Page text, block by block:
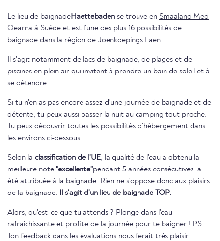
Le lieu de baignadeHaettebaden se trouve en Smaaland Med
Oearna à Suède et est l'une des plus 16 possibilités de
baignade dans la région de Joenkoepings Laen.
Il s'agit notamment de lacs de baignade, de plages et de
piscines en plein air qui invitent à prendre un bain de soleil et à
se détendre.
Si tu n'en as pas encore assez d'une journée de baignade et de
détente, tu peux aussi passer la nuit au camping tout proche.
Tu peux découvrir toutes les possibilités d'hébergement dans
les environs ci-dessous.
Selon la classification de l'UE, la qualité de l'eau a obtenu la
meilleure note "excellente"pendant 5 années consécutives. a
été attribuée à la baignade. Rien ne s'oppose donc aux plaisirs
de la baignade. Il s'agit d'un lieu de baignade TOP.
Alors, qu'est-ce que tu attends ? Plonge dans l'eau
rafraîchissante et profite de la journée pour te baigner ! PS :
Ton feedback dans les évaluations nous ferait très plaisir.